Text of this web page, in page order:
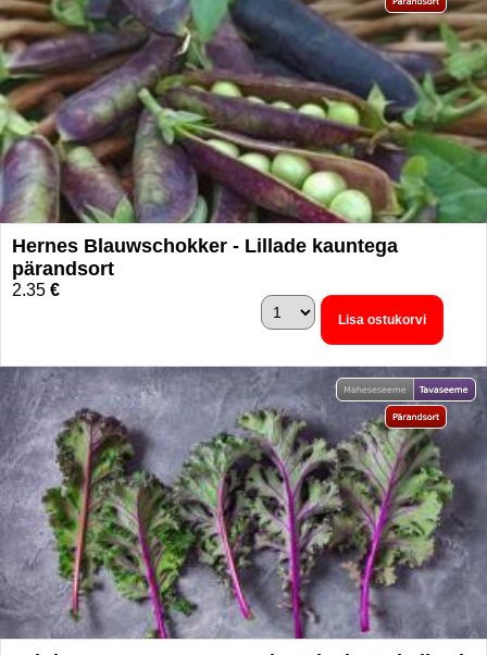
Hernes Blauwschokker - Lillade kauntega
pärandsort
2.35 €
Lisa ostukorvi